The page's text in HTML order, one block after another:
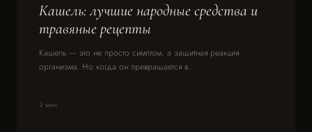
Кашель: лучшие народные средства и
травяные рецепты
Кашель — это не просто симптом, а защитная реакция
организма. Но когда он превращается в...
2 мин